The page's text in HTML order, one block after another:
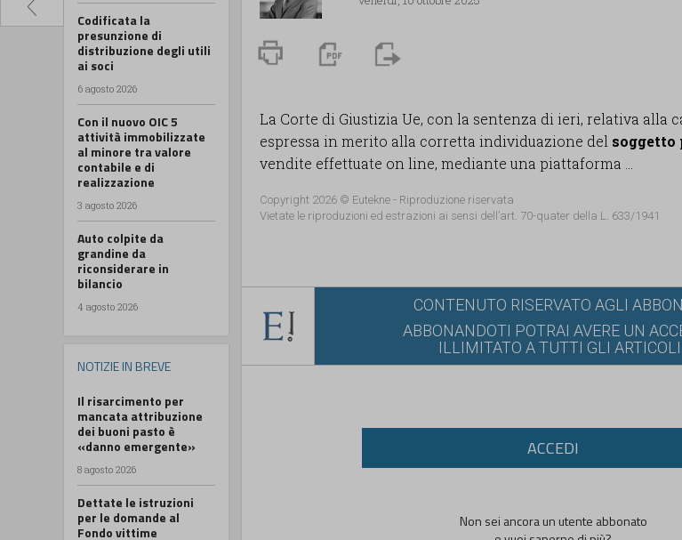
Codificata la
presunzione di
distribuzione degli utili
ai soci
6 agosto 2026
Con il nuovo OIC 5
attività immobilizzate
al minore tra valore
contabile e di
realizzazione
3 agosto 2026
Auto colpite da
grandine da
riconsiderare in
bilancio
4 agosto 2026
NOTIZIE IN BREVE
Il risarcimento per
mancata attribuzione
dei buoni pasto è
«danno emergente»
8 agosto 2026
Dettate le istruzioni
per le domande al
Fondo vittime
La Corte di Giustizia Ue, con la sentenza di ieri, relativa alla
espressa in merito alla corretta individuazione del soggetto
vendite effettuate on line, mediante una piattaforma ...
Copyright 2026 © Eutekne - Riproduzione riservata
Vietate le riproduzioni ed estrazioni ai sensi dell’art. 70-quater della L. 633/1941
CONTENUTO RISERVATO AGLI
ABBONANDOTI POTRAI AVERE UN
ILLIMITATO A TUTTI GLI ARTICOLI
ACCEDI
Non sei ancora un utente abbonato